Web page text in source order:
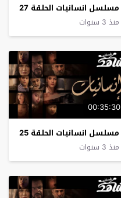
مسلسل انسانيات الحلقة 27
منذ 3 سنوات
00:35:30
مسلسل انسانيات الحلقة 25
منذ 3 سنوات